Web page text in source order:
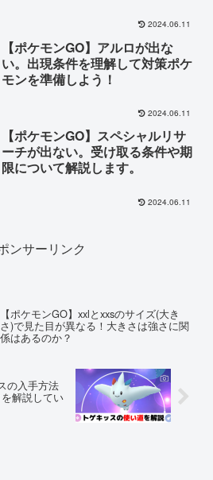
2024.06.11
【ポケモンGO】アルロが出な
い。出現条件を理解して対策ポケ
モンを準備しよう！
2024.06.11
【ポケモンGO】スペシャルリサ
ーチが出ない。受け取る条件や期
限について解説します。
2024.06.11
ンサーリンク
【ポケモンGO】xxlとxxsのサイズ(大き
さ)で見た目が異なる！大きさは強さに関
係はあるのか？
の入手方法
解説してい